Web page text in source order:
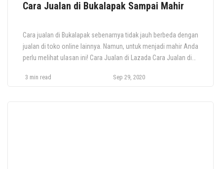
Cara Jualan di Bukalapak Sampai Mahir
Cara jualan di Bukalapak sebenarnya tidak jauh berbeda dengan
jualan di toko online lainnya. Namun, untuk menjadi mahir Anda
perlu melihat ulasan ini! Cara Jualan di Lazada Cara Jualan di
Step by Step Bagi Anda yang kini mulai berminat untuk
3 min read Sep 29, 2020